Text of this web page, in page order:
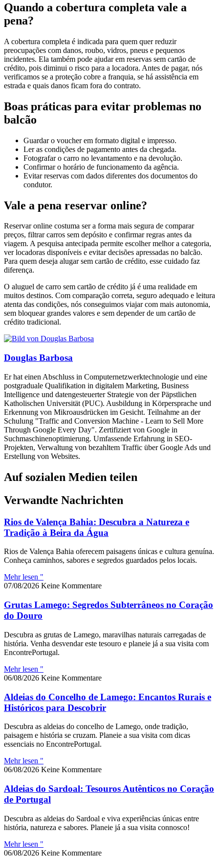
Quando a cobertura completa vale a
pena?
A cobertura completa é indicada para quem quer reduzir
preocupações com danos, roubo, vidros, pneus e pequenos
incidentes. Ela também pode ajudar em reservas sem cartão de
crédito, pois diminui o risco para a locadora. Antes de pagar, nós
verificamos se a proteção cobre a franquia, se há assistência em
estrada e quais danos ficam fora do contrato.
Boas práticas para evitar problemas no
balcão
Guardar o voucher em formato digital e impresso.
Ler as condições de pagamento antes da chegada.
Fotografar o carro no levantamento e na devolução.
Confirmar o horário de funcionamento da agência.
Evitar reservas com dados diferentes dos documentos do
condutor.
Vale a pena reservar online?
Reservar online costuma ser a forma mais segura de comparar
preços, filtrar carros sem depósito e confirmar regras antes da
viagem. A pesquisa antecipada permite escolher melhor a categoria,
ver locadoras disponíveis e evitar decisões apressadas no balcão.
Para quem deseja alugar sem cartão de crédito, esse cuidado faz
diferença.
O aluguel de carro sem cartão de crédito já é uma realidade em
muitos destinos. Com comparação correta, seguro adequado e leitura
atenta das condições, nós conseguimos viajar com mais autonomia,
sem bloquear grandes valores e sem depender de um cartão de
crédito tradicional.
Douglas Barbosa
Er hat einen Abschluss in Computernetzwerktechnologie und eine
postgraduale Qualifikation in digitalem Marketing, Business
Intelligence und datengesteuerter Strategie von der Päpstlichen
Katholischen Universität (PUC). Ausbildung in Körpersprache und
Erkennung von Mikroausdrücken im Gesicht. Teilnahme an der
Schulung "Traffic and Conversion Machine - Learn to Sell More
Through Google Every Day". Zertifiziert von Google in
Suchmaschinenoptimierung. Umfassende Erfahrung in SEO-
Projekten, Verwaltung von bezahltem Traffic über Google Ads und
Erstellung von Websites.
Auf sozialen Medien teilen
Verwandte Nachrichten
Rios de Valença Bahia: Descubra a Natureza e
Tradição à Beira da Água
Rios de Valença Bahia oferecem paisagens únicas e cultura genuína.
Conheça caminhos, sabores e segredos guardados pelos locais.
Mehr lesen "
07/08/2026 Keine Kommentare
Grutas Lamego: Segredos Subterrâneos no Coração
do Douro
Descubra as grutas de Lamego, maravilhas naturais carregadas de
história. Venha desvendar este tesouro e planeie já a sua visita com
EncontrePortugal.
Mehr lesen "
06/08/2026 Keine Kommentare
Aldeias do Concelho de Lamego: Encantos Rurais e
Históricos para Descobrir
Descubra as aldeias do concelho de Lamego, onde tradição,
paisagem e história se cruzam. Planeie a sua visita com dicas
essenciais no EncontrePortugal.
Mehr lesen "
06/08/2026 Keine Kommentare
Aldeias do Sardoal: Tesouros Autênticos no Coração
de Portugal
Descubra as aldeias do Sardoal e viva experiências únicas entre
história, natureza e sabores. Planeie já a sua visita connosco!
Mehr lesen "
06/08/2026 Keine Kommentare